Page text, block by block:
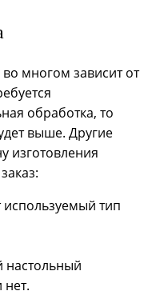
многом зависит от
обработка, то
выше. Другие
изготовления
используемый тип
настольный